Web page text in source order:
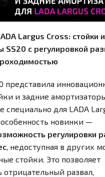
Largus Cross: стойки и
SS20 с регулировкой
представила
и задние
специально для LADA
особенность новинки —
регулировки
, недоступная в других
стойки. Это позволяет
отрицательный развал,